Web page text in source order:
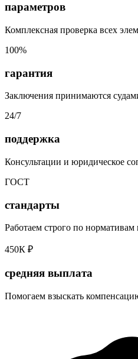
параметров
Комплексная проверка всех
100%
гарантия
Заключения принимаются
24/7
поддержка
Консультации и юридическое
ГОСТ
стандарты
Работаем строго по
450К ₽
средняя выплата
Помогаем взыскать